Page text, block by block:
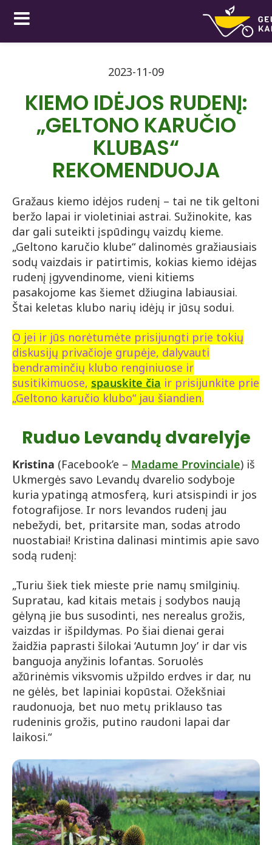
2023-11-09
KIEMO IDĖJOS RUDENĮ:
„GELTONO KARUČIO
KLUBAS“
REKOMENDUOJA
Gražaus kiemo idėjos rudenį – tai ne tik geltoni
beržo lapai ir violetiniai astrai. Sužinokite, kas
dar gali suteikti įspūdingų vaizdų kieme.
„Geltono karučio klube“ dalinomės gražiausiais
sodų vaizdais ir patirtimis, kokias kiemo idėjas
rudenį įgyvendinome, vieni kitiems
pasakojome kas šiemet džiugina labiausiai.
Štai keletas klubo narių idėjų ir jūsų sodui.
O jei ir jūs norėtumėte prisijungti prie tokių
diskusijų privačioje grupėje, dalyvauti
bendraminčių klubo renginiuose ir
susitikimuose, spauskite čia ir prisijunkite prie
„Geltono karučio klubo“ jau šiandien.
Ruduo Levandų dvarelyje
Kristina (Facebook’e – Madame Provinciale) iš
Ukmergės savo Levandų dvarelio sodyboje
kuria ypatingą atmosferą, kuri atsispindi ir jos
fotografijose. Ir nors levandos rudenį jau
nebežydi, bet, pritarsite man, sodas atrodo
nuostabiai! Kristina dalinasi mintimis apie savo
sodą rudenį:
„Turiu šiek tiek mieste prie namų smilginių.
Supratau, kad kitais metais į sodybos naują
gėlyną jie bus susodinti, nes nerealus grožis,
vaizdas ir išpildymas. Po šiai dienai gerai
žaidžia paprasti šilokai ‘Autumn Joy’ ir dar vis
banguoja anyžinis lofantas. Soruolės
ažūrinėmis viksvomis užpildo erdves ir dar, nu
ne gėlės, bet lapiniai kopūstai. Ožekšniai
raudonuoja, bet nuo metų priklauso tas
rudeninis grožis, putino raudoni lapai dar
laikosi.“